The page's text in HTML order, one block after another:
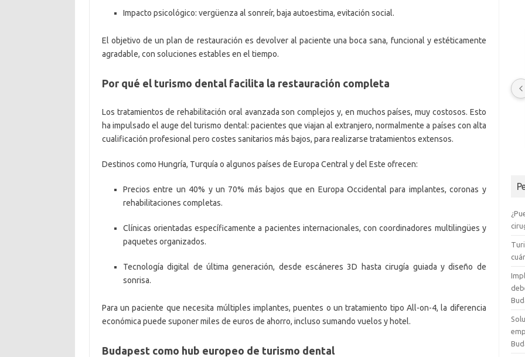
Impacto psicológico: vergüenza al sonreír, baja autoestima, evitación social.
El objetivo de un plan de restauración es devolver al paciente una boca sana, funcional y estéticamente
agradable, con soluciones estables en el tiempo.
Por qué el turismo dental facilita la restauración completa
Los tratamientos de rehabilitación oral avanzada son complejos y, en muchos países, muy costosos. Esto
ha impulsado el auge del turismo dental: pacientes que viajan al extranjero, normalmente a países con alta
cualificación profesional pero costes sanitarios más bajos, para realizarse tratamientos extensos.
Destinos como Hungría, Turquía o algunos países de Europa Central y del Este ofrecen:
Precios entre un 40% y un 70% más bajos que en Europa Occidental para implantes, coronas y
rehabilitaciones completas.
Clínicas orientadas específicamente a pacientes internacionales, con coordinadores multilingües y
paquetes organizados.
Tecnología digital de última generación, desde escáneres 3D hasta cirugía guiada y diseño de
sonrisa.
Para un paciente que necesita múltiples implantes, puentes o un tratamiento tipo All-on-4, la diferencia
económica puede suponer miles de euros de ahorro, incluso sumando vuelos y hotel.
Budapest como hub europeo de turismo dental
varias veces.El Dr. Bence Kádár
y la Dra. Veronika son médicos
muy amables, pacientes y
comprensivos.He visto a la Dra.
informó sobre cada paso antes
y durante los tratamientos.
mí. Hizo su trabajo con mucho
cuidado y minuciosidad. Su
mucha empatía durante los
ambos.Recomiendo esta clínica
dental a todo el mundo.